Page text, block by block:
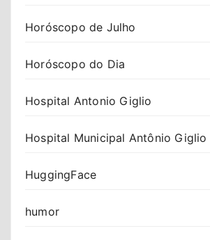
Horóscopo de Julho
Horóscopo do Dia
Hospital Antonio Giglio
Hospital Municipal Antônio Giglio
HuggingFace
humor